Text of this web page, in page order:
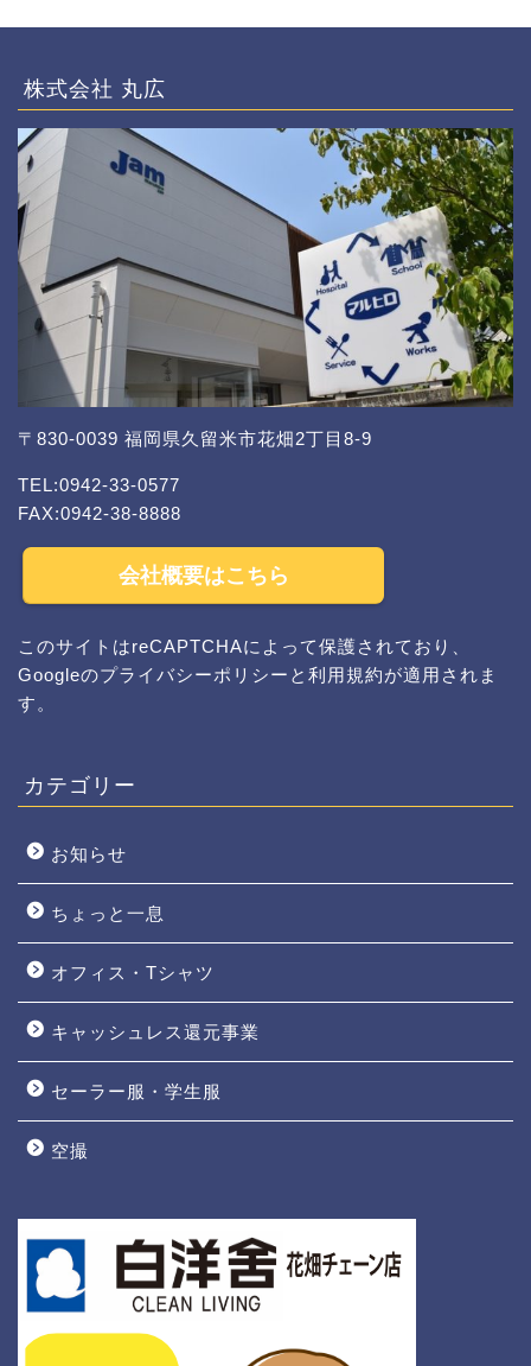
株式会社 丸広
〒830-0039 福岡県久留米市花畑2丁目8-9
TEL:0942-33-0577
FAX:0942-38-8888
会社概要はこちら
このサイトはreCAPTCHAによって保護されており、
Googleのプライバシーポリシー と 利用規約が適用されま
す。
カテゴリー
お知らせ
ちょっと一息
オフィス・Tシャツ
キャッシュレス還元事業
セーラー服・学生服
空撮